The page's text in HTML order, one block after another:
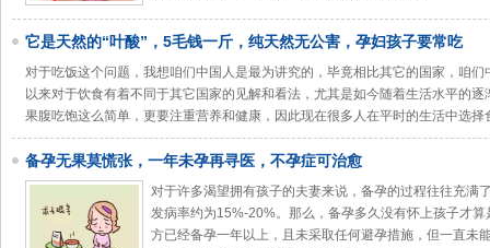
它是天然的“叶酸”，5毛钱一斤，纯天然无公害，孕妇孩子要常吃
对于吃饭这个问题，我想咱们中国人是最为讲究的，毕竟相比其它的国家，咱
以来对于饮食有着不同于其它国家的见解和看法，尤其是如今随着生活水平的
果腹吃饱这么简单，更要注重营养和健康，因此现在很多人在平时的生活中选择
备孕无果莫慌张，一年未孕再寻医，不孕症可治愈
对于许多渴望拥有孩子的夫妻来说，备孕的过程往往充满
发病率约为15%-20%。那么，备孕多久没有怀上孩子才
方已经备孕一年以上，且未采取任何避孕措施，但一直未